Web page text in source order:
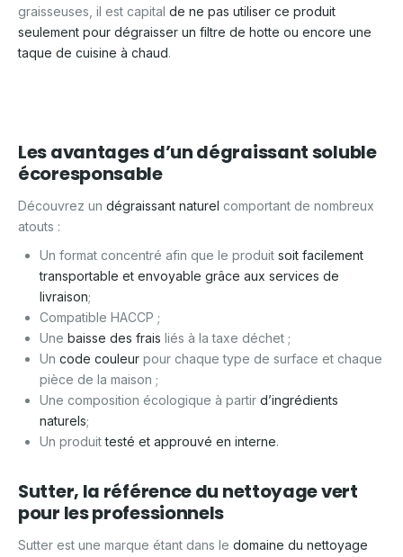
graisseuses, il est capital de ne pas utiliser ce produit
seulement pour dégraisser un filtre de hotte ou encore une
taque de cuisine à chaud.
Les avantages d’un dégraissant soluble
écoresponsable
Découvrez un dégraissant naturel comportant de nombreux
atouts :
Un format concentré afin que le produit soit facilement
transportable et envoyable grâce aux services de
livraison;
Compatible HACCP ;
Une baisse des frais liés à la taxe déchet ;
Un code couleur pour chaque type de surface et chaque
pièce de la maison ;
Une composition écologique à partir d’ingrédients
naturels;
Un produittesté et approuvé en interne.
Sutter, la référence du nettoyage vert
pour les professionnels
Sutter est une marque étant dans le domaine du nettoyage